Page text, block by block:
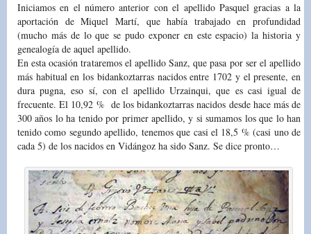
Iniciamos en el número anterior con el apellido Pasquel gracias a la
aportación de Miquel Martí, que había trabajado en profundidad
(mucho más de lo que se pudo exponer en este espacio) la historia y
genealogía de aquel apellido.
En esta ocasión trataremos el apellido Sanz, que pasa por ser el apellido
más habitual en los bidankoztarras nacidos entre 1702 y el presente, en
dura pugna, eso sí, con el apellido Urzainqui, que es casi igual de
frecuente. El 10,92 % de los bidankoztarras nacidos desde hace más de
300 años lo ha tenido por primer apellido, y si sumamos los que lo han
tenido como segundo apellido, tenemos que casi el 18,5 % (casi uno de
cada 5) de los nacidos en Vidángoz ha sido Sanz. Se dice pronto…